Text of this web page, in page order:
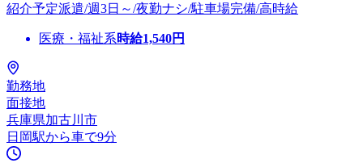
紹介予定派遣/週3日～/夜勤ナシ/駐車場完備/高時給
医療・福祉系時給1,540円
勤務地
面接地
兵庫県加古川市
日岡駅から車で9分